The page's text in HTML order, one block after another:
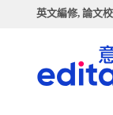
英文編修, 論文